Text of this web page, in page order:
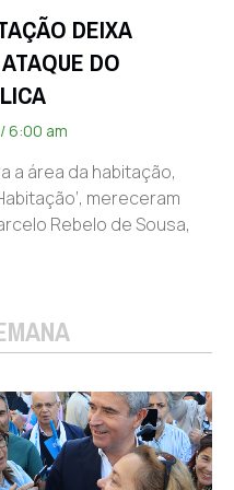
DEIXA
DO
6:00 am
a área da habitação,
mereceram
Rebelo de Sousa,